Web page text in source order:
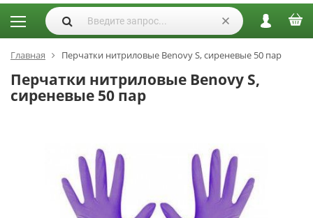
лампы
Кисти
Одноразовая
Пилки
моделирования
Дизайн ногтей
Главная Перчатки нитриловые Benovy S, сиреневые 50 пар
Перчатки нитриловые Benovy S,
сиреневые 50 пар